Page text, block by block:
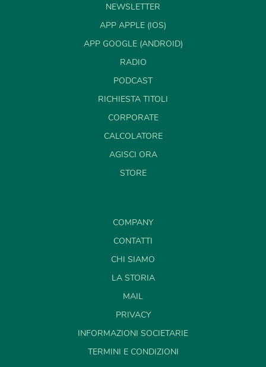
NEWSLETTER
APP APPLE (IOS)
APP GOOGLE (ANDROID)
RADIO
PODCAST
RICHIESTA TITOLI
CORPORATE
CALCOLATORE
AGISCI ORA
STORE
COMPANY
CONTATTI
CHI SIAMO
LA STORIA
MAIL
PRIVACY
INFORMAZIONI SOCIETARIE
TERMINI E CONDIZIONI